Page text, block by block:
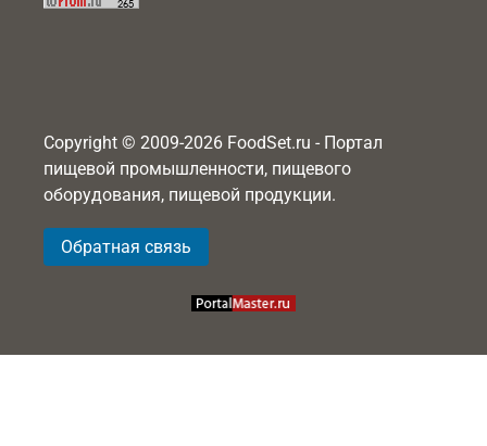
Copyright © 2009-2026 FoodSet.ru - Портал
пищевой промышленности, пищевого
оборудования, пищевой продукции.
Обратная связь